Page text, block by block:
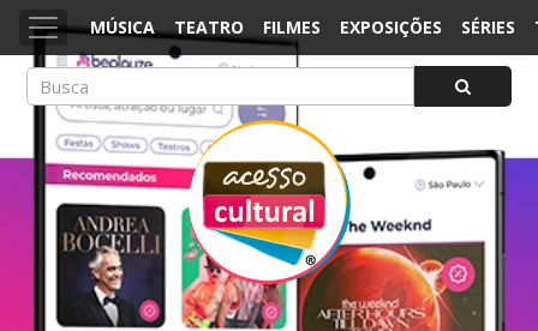
MÚSICA TEATRO FILMES EXPOSIÇÕES SÉRIES
ACESSO CULTURAL
Arte, Cultura Pop e Entretenimento